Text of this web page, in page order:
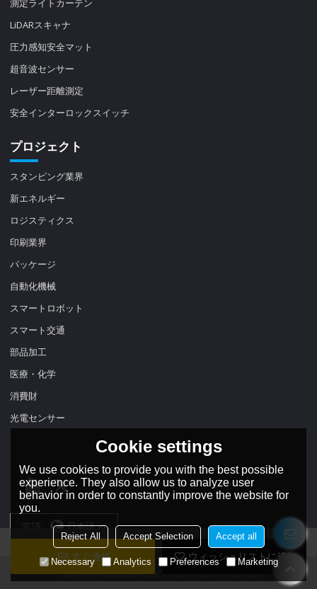
すぐ連絡 ウィッシュリストに追加
LiDARスキャナ
圧力感知安全マット
超音波センサー
レーザー距離測定
安全インターロックスイッチ
プロジェクト
スタンピング業界
新エネルギー
ロジスティクス
印刷業界
パッケージ
自動化機械
スマートロボット
スマート交通
部品加工
医療・化学
消費財
光電センサー
言語: 日本語
Copyright © 2026DADISICK TECHNOLOGY LIMITED
Cookie settings
We use cookies to provide you with the best possible
experience. They also allow us to analyze user
behavior in order to constantly improve the website for
you.
Reject All Accept Selection Accept all
Necessary Analytics Preferences Marketing